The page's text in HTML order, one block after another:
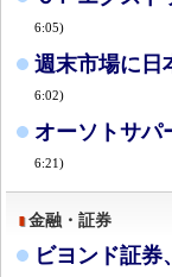
6:05)
週末市場に日
6:02)
オーソトサパ
6:21)
金融・証券
ビヨンド証券